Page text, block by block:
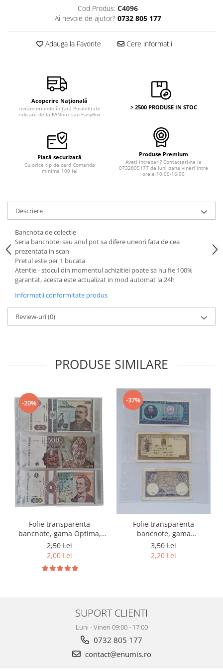
Monede Australia si Oceania
Monede Euro, Eurocenti
Monede Europa
Bancnote Australia si Oceania
Gradate PMG
Cod Produs: C4096
Ai nevoie de ajutor? 0732 805 177
Adauga la Favorite Cere informatii
Acoperire Națională
Livrăm oriunde în țară Posibilitate
ridicare de la FANbox sau EasyBox
> 2500 PRODUSE IN STOC
Plată securizată
Cu orice tip de card Comanda
minima 100 lei
Produse Premium
Aveti intrebari? Contactati-ne la
0732805177 de luni pana vineri intre
orele 10:00-16:00
Descriere
Bancnota de colectie
Seria bancnotei sau anul pot sa difere uneori fata de cea
prezentata in scan
Pretul este per 1 bucata
Atentie - stocul din momentul achizitiei poate sa nu fie 100%
garantat, acesta este actualizat in mod automat la 24h
Informatii conformitate produs
Review-uri(0)
PRODUSE SIMILARE
-20%
Folie transparenta
bancnote, gama Optima,
cod SH252, 3
compartimente
2,50 Lei
2,00 Lei
-37%
Folie transparenta
bancnote, gama
Grande(A4), cod SH312, 3
compartimente
3,50 Lei
2,20 Lei
SUPORT CLIENTI
Luni - Vineri 09:00 - 17:00
0732 805 177
contact@enumis.ro